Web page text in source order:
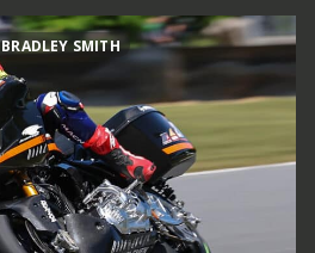
BRADLEY SMITH